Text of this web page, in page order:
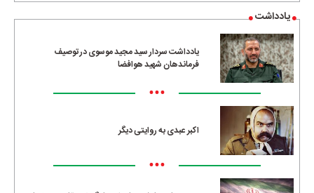
یادداشت
یادداشت سردار سید مجید موسوی در توصیف
فرماندهان شهید هوافضا
•••
اکبر عبدی به روایتی دیگر
•••